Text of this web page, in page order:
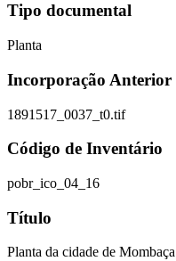
Tipo documental
Planta
Incorporação Anterior
1891517_0037_t0.tif
Código de Inventário
pobr_ico_04_16
Título
Planta da cidade de Mombaça